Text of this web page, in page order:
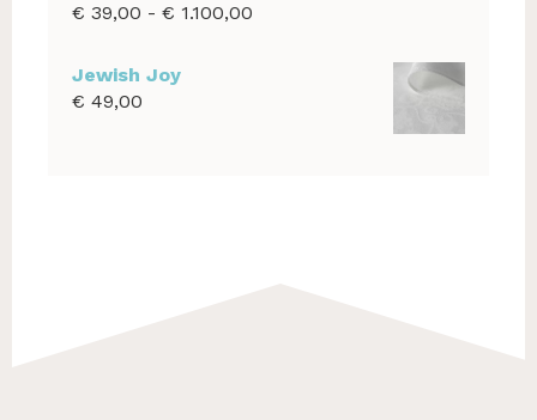
€ 39,00 - € 1.100,00
Jewish Joy
€ 49,00